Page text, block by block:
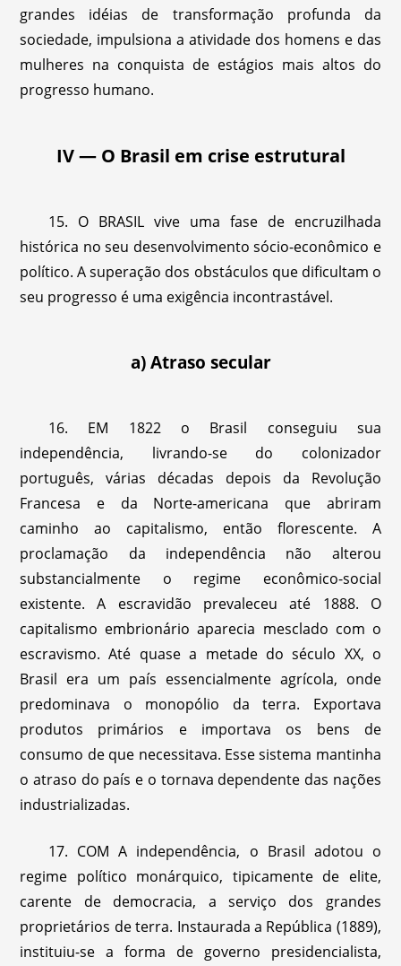
grandes idéias de transformação profunda da
sociedade, impulsiona a atividade dos homens e das
mulheres na conquista de estágios mais altos do
progresso humano.
IV — O Brasil em crise estrutural
15. O BRASIL vive uma fase de encruzilhada
histórica no seu desenvolvimento sócio-econômico e
político. A superação dos obstáculos que dificultam o
seu progresso é uma exigência incontrastável.
a) Atraso secular
16. EM 1822 o Brasil conseguiu sua
independência, livrando-se do colonizador
português, várias décadas depois da Revolução
Francesa e da Norte-americana que abriram
caminho ao capitalismo, então florescente. A
proclamação da independência não alterou
substancialmente o regime econômico-social
existente. A escravidão prevaleceu até 1888. O
capitalismo embrionário aparecia mesclado com o
escravismo. Até quase a metade do século XX, o
Brasil era um país essencialmente agrícola, onde
predominava o monopólio da terra. Exportava
produtos primários e importava os bens de
consumo de que necessitava. Esse sistema mantinha
o atraso do país e o tornava dependente das nações
industrializadas.
17. COM A independência, o Brasil adotou o
regime político monárquico, tipicamente de elite,
carente de democracia, a serviço dos grandes
proprietários de terra. Instaurada a República (1889),
instituiu-se a forma de governo presidencialista,